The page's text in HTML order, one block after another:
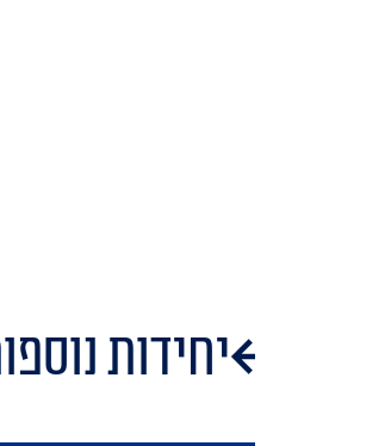
יחידות